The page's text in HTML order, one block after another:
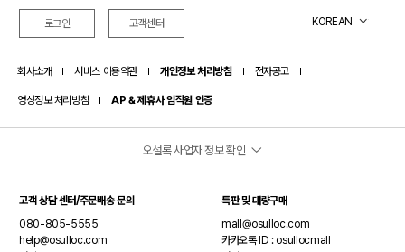
로그인 고객센터 KOREAN
회사소개 서비스 이용약관 개인정보 처리방침 전자공고
영상정보 처리방침 AP & 제휴사 임직원 인증
오설록 사업자 정보 확인
(주)오설록
대표이사: 서혁제
주소: 제주특별자치도 서귀포시 안덕면 신화역사로 15 (오설록 티뮤지엄)
고객 상담 센터/주문배송 문의
080-805-5555
help@osulloc.com
특판 및 대량구매
mall@osulloc.com
카카오톡 ID : osullocmall